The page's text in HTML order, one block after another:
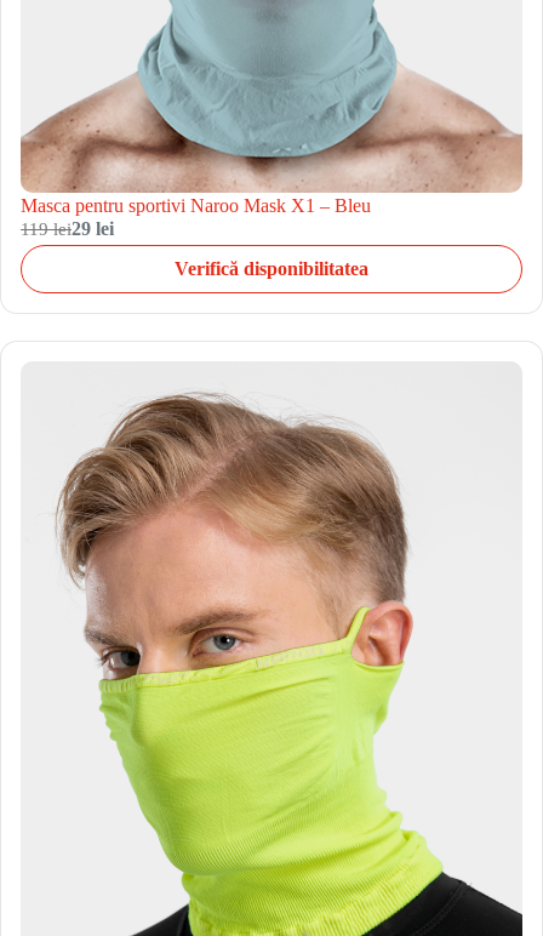
Masca pentru sportivi Naroo Mask X1 – Bleu
119 lei29 lei
Verifică disponibilitatea